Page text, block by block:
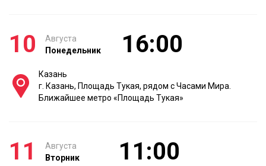
10
Августа
Понедельник
16:00
Казань
г. Казань, Площадь Тукая, рядом с Часами Мира.
Ближайшее метро «Площадь Тукая»
11
Августа
Вторник
11:00